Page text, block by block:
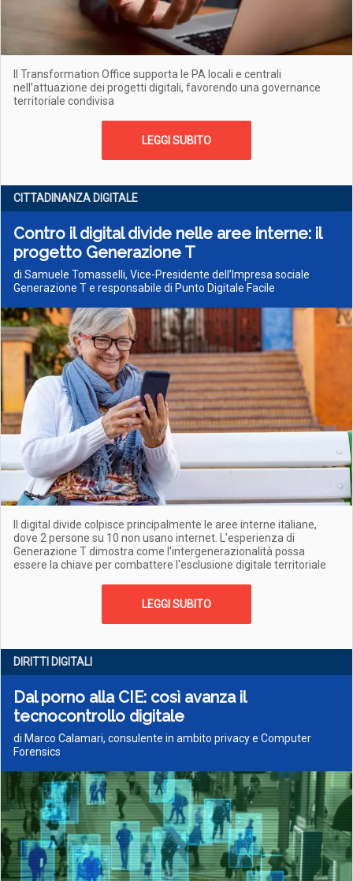
Il Transformation Office supporta le PA locali e centrali
nell’attuazione dei progetti digitali, favorendo una governance
territoriale condivisa
LEGGI SUBITO
CITTADINANZA DIGITALE
Contro il digital divide nelle aree interne: il
progetto Generazione T
di Samuele Tomasselli, Vice-Presidente dell’Impresa sociale
Generazione T e responsabile di Punto Digitale Facile
Il digital divide colpisce principalmente le aree interne italiane,
dove 2 persone su 10 non usano internet. L'esperienza di
Generazione T dimostra come l'intergenerazionalità possa
essere la chiave per combattere l'esclusione digitale territoriale
LEGGI SUBITO
DIRITTI DIGITALI
Dal porno alla CIE: così avanza il
tecnocontrollo digitale
di Marco Calamari, consulente in ambito privacy e Computer
Forensics